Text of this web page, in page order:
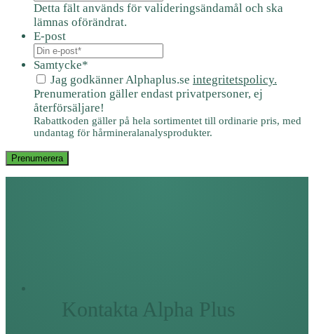
Detta fält används för valideringsändamål och ska
lämnas oförändrat.
E-post
Samtycke*
Jag godkänner Alphaplus.se integritetspolicy.
Prenumeration gäller endast privatpersoner, ej
återförsäljare!
Rabattkoden gäller på hela sortimentet till ordinarie pris, med
undantag för hårmineralanalysprodukter.
Prenumerera
Kontakta Alpha Plus